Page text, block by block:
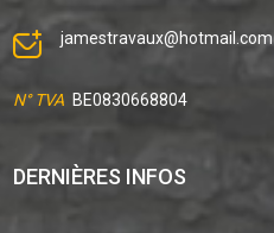
jamestravaux@hotmail.com
N° TVA BE0830668804
DERNIÈRES INFOS